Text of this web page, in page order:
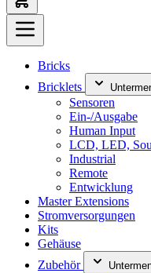
Bricks
Bricklets
Sensoren
Ein-/Ausgabe
Human Input
LCD, LED,
Industrial
Remote
Entwicklung
Master Extensions
Stromversorgungen
Kits
Gehäuse
Zubehör